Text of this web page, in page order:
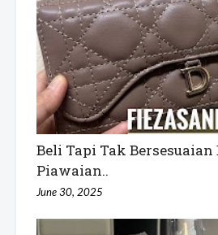
Beli Tapi Tak Bersesuaian
Piawaian..
June 30, 2025